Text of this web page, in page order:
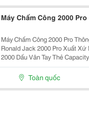
Máy Chấm Công 2000 Pro
Máy Chấm Công 2000 Pro Thông Số Kỹ Thuật: Modem
Ronald Jack 2000 Pro Xuất Xứ Malaysia Công Suất
2000 Dấu Vân Tay Thẻ Capacity 2000 Khả Năng Giao
Dịch 80000 Lần (Trước Khi Đầy Và Reset Lại Máy) Ngôn
Ngữ English,Toàn quốc